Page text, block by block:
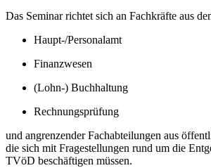
Das Seminar richtet sich an Fachkräfte aus
Haupt-/Personalamt
Finanzwesen
(Lohn-) Buchhaltung
Rechnungsprüfung
und angrenzender Fachabteilungen aus
die sich mit Fragestellungen rund um die
TVöD beschäftigen müssen.